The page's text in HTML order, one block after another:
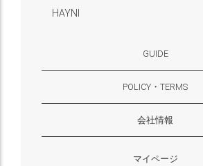
HAYNI
GUIDE
よくあるご質問・お問合せ
お支払いについて
配送・送料について
ギフトサービスについて
一緒に働く？(HAYNI採用情報サ
for Foreigners (overseas
POLICY・TERMS
返品・交換について
プライバシーポリシー
特定商取引法に基づく表示
外部送信ポリシー
会社情報
大阪府大阪市淀川区十八条3-9-35
電話番号：06-6868-9671
※お電話でのお問合せ受付は行って
メール：support@hayni.jp
お問い合わせはこちらからお願い
営業時間：10：00～15：00（金
定休日： 土・日・祝祭日
※土日祝祭日はお休みをいただきま
メールの返信は翌営業日となりま
マイページ